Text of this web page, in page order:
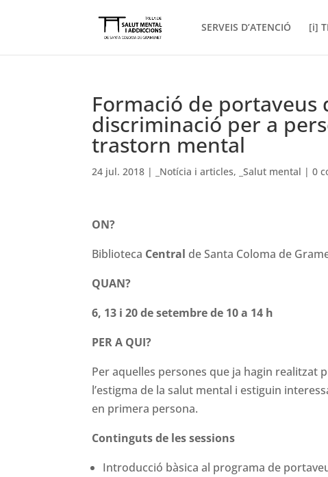
SERVEIS D’ATENCIÓ [i]
Formació de portaveus
discriminació per a
trastorn mental
24 jul. 2018 | _Notícia i articles, _Salut mental |0
ON?
Biblioteca Central de Santa Coloma de
QUAN?
6, 13 i 20 de setembre de 10 a 14 h
PER A QUI?
Per aquelles persones que ja hagin realitzat
l’estigma de la salut mental i estiguin
en primera persona.
Continguts de les sessions
Introducció bàsica al programa de